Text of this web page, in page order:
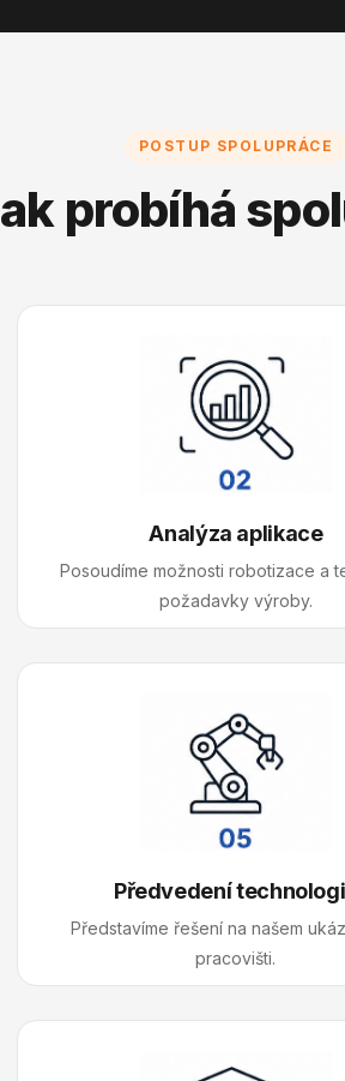
POSTUP SPOLUPRÁCE
probíhá
Analýza aplikace
Posoudíme možnosti robotizace a
požadavky výroby.
Předvedení
Představíme řešení na našem
pracovišti.